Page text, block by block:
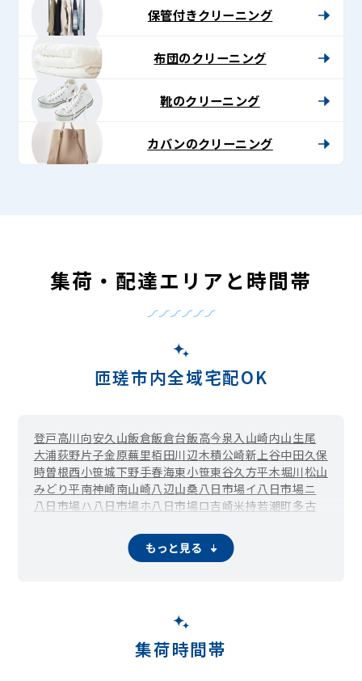
保管付きクリーニング
布団のクリーニング
靴のクリーニング
カバンのクリーニング
集荷・配達エリアと時間帯
匝瑳市内全域宅配OK
登戸高川向安久山飯倉飯倉台飯高今泉 入山崎内山生尾
大浦荻野片子金原蕪里栢田川辺木積公崎新 上谷中田久保
時曽根西小笹城下野手春海東小笹東谷久方平木堀川松山
みどり平南神崎南山崎八辺山桑八日市場イ 八日市場ニ
八日市場ハ 八日市場ホ八日市場ロ吉崎米持若潮町多古
もっと見る
集荷時間帯